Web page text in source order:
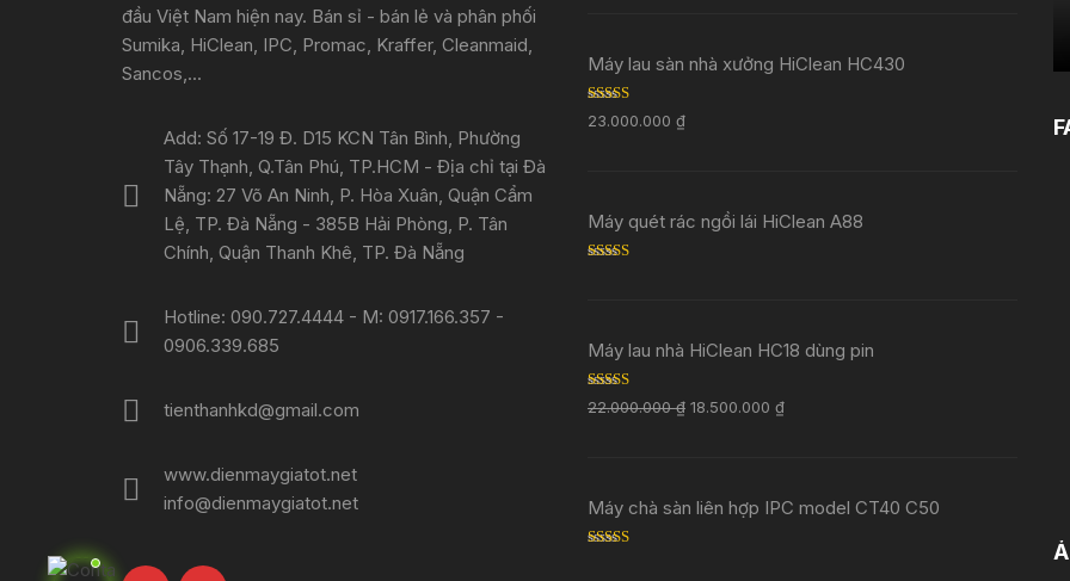
đầu Việt Nam hiện nay. Bán sỉ - bán lẻ và phân phối
Sumika, HiClean, IPC, Promac, Kraffer, Cleanmaid,
Sancos,...
Add: Số 17-19 Đ. D15 KCN Tân Bình, Phường
Tây Thạnh, Q.Tân Phú, TP.HCM - Địa chỉ tại Đà
Nẵng: 27 Võ An Ninh, P. Hòa Xuân, Quận Cẩm
Lệ, TP. Đà Nẵng - 385B Hải Phòng, P. Tân
Chính, Quận Thanh Khê, TP. Đà Nẵng
Hotline: 090.727.4444 - M: 0917.166.357 -
0906.339.685
tienthanhkd@gmail.com
www.dienmaygiatot.net
info@dienmaygiatot.net
Máy lau sàn nhà xưởng HiClean HC430
Rated5.00
out of 5
23.000.000 ₫
Máy quét rác ngồi lái HiClean A88
Máy lau nhà HiClean HC18 dùng pin
Rated5.00
out of 5
22.000.000₫ 18.500.000 ₫
Máy chà sàn liên hợp IPC model CT40 C50